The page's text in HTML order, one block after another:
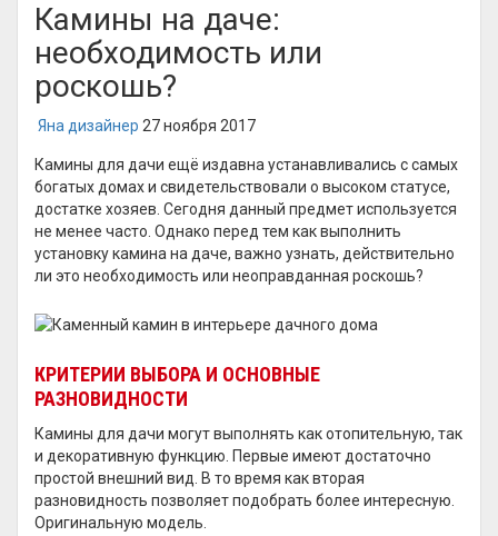
Камины на даче:
необходимость или
роскошь?
Яна дизайнер 27 ноября 2017
Камины для дачи ещё издавна устанавливались с самых
богатых домах и свидетельствовали о высоком статусе,
достатке хозяев. Сегодня данный предмет используется
не менее часто. Однако перед тем как выполнить
установку камина на даче, важно узнать, действительно
ли это необходимость или неоправданная роскошь?
КРИТЕРИИ ВЫБОРА И ОСНОВНЫЕ
РАЗНОВИДНОСТИ
Камины для дачи могут выполнять как отопительную, так
и декоративную функцию. Первые имеют достаточно
простой внешний вид. В то время как вторая
разновидность позволяет подобрать более интересную.
Оригинальную модель.